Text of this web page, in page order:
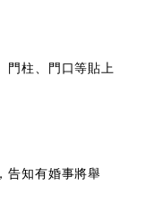
門柱、門口等貼上
告知有婚事將舉